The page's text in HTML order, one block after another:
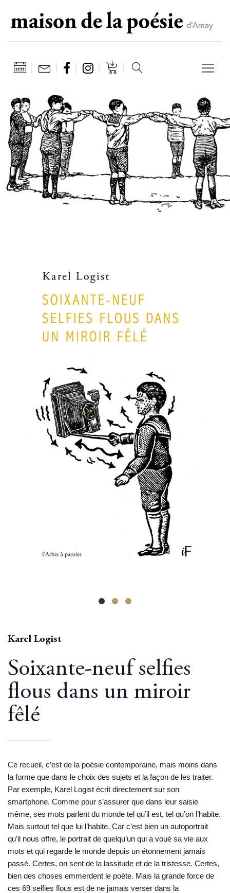
Karel Logist
Soixante-neuf selfies
flous dans un miroir
fêlé
Ce recueil, c’est de la poésie contemporaine, mais moins dans
la forme que dans le choix des sujets et la façon de les traiter.
Par exemple, Karel Logist écrit directement sur son
smartphone. Comme pour s’assurer que dans leur saisie
même, ses mots parlent du monde tel qu’il est, tel qu’on l’habite.
Mais surtout tel que lui l’habite. Car c’est bien un autoportrait
qu’il nous offre, le portrait de quelqu’un qui a voué sa vie aux
mots et qui regarde le monde depuis un étonnement jamais
passé. Certes, on sent de la lassitude et de la tristesse. Certes,
bien des choses emmerdent le poète. Mais la grande force de
ces 69 selfies flous est de ne jamais verser dans la